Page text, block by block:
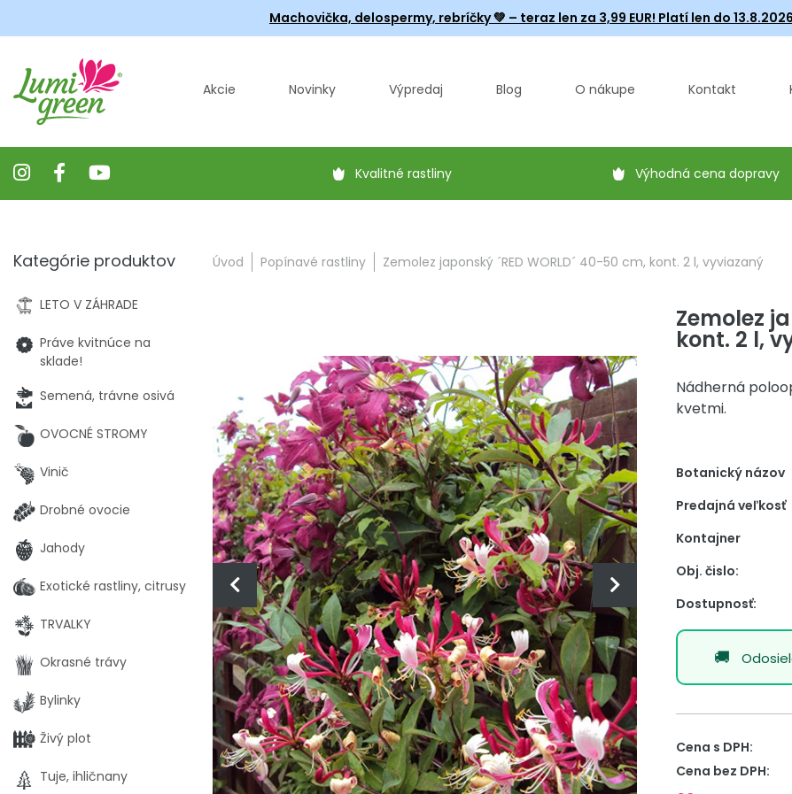
Machovička, delospermy, rebríčky💚 – teraz len za 3,99 EUR! Platí len do
Akcie Novinky Výpredaj Blog O nákupe Kontakt
Kvalitné rastliny Výhodná cena dopravy
Úvod Popínavé rastliny Zemolez japonský ´RED WORLD´ 40-50 cm, kont. 2 l, vyviazaný
Zemolez
kont. 2 l,
Nádherná
kvetmi.
Botanický názov
Predajná veľkosť
Kontajner
Obj. čislo:
Dostupnosť:
Cena s DPH:
Cena bez DPH:
Kategórie produktov
LETO V ZÁHRADE
Práve kvitnúce na
sklade!
Semená, trávne osivá
OVOCNÉ STROMY
Vinič
Drobné ovocie
Jahody
Exotické rastliny, citrusy
TRVALKY
Okrasné trávy
Bylinky
Živý plot
Tuje, ihličnany